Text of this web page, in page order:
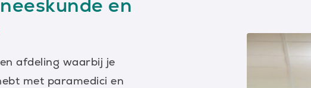
en
afdeling waarbij je
met paramedici en